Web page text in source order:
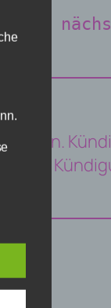
zum
Ihre